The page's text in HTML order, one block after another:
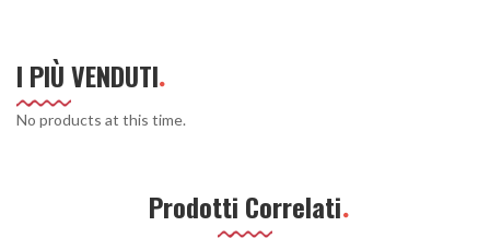
I PIÙ VENDUTI
No products at this time.
Prodotti Correlati